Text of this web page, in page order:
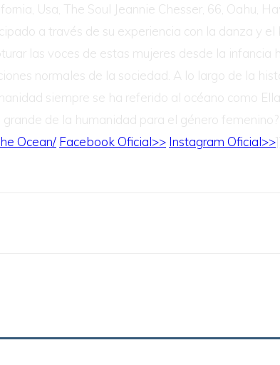
Usa, The Soul Jeannie Chesser, 66, Oahu,
a través de su experiencia con la danza y
las voces de estas mujeres desde la infancia
normales de la sociedad. A lo largo de la
siempre se ha referido al océano como
de la humanidad para el género
Ocean/ Facebook Oficial>> Instagram Oficial>>